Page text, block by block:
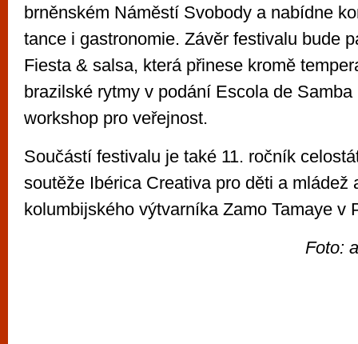
brněnském Náměstí Svobody a nabídne
tance i gastronomie. Závěr festivalu bude
Fiesta & salsa, která přinese kromě
brazilské rytmy v podání Escola de Samba
workshop pro veřejnost.
Součástí festivalu je také 11. ročník
soutěže Ibérica Creativa pro děti a mládež
kolumbijského výtvarníka Zamo Tamaye v
Foto: